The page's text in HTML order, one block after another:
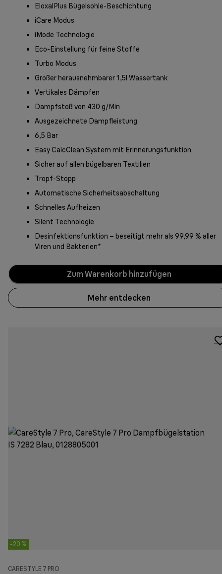
EloxalPlus Bügelsohle-Beschichtung
iCare Modus
iMode Technologie
Eco-Einstellung für feine Stoffe
Turbo Modus
Großer herausnehmbarer 1,5l Wassertank
Vertikales Dämpfen
Dampfstoß von 430 g/Min
Ausgezeichnete Dampfleistung
6,5 Bar
Easy CalcClean System mit Erinnerungsfunktion
Sicher auf allen bügelbaren Textilien
Tropf-Stopp
Automatische Sicherheitsabschaltung
Schnelles Aufheizen
Silent Technologie
Desinfektionsfunktion – beseitigt mehr als 99,99 % aller
Viren und Bakterien*
Zum Warenkorb hinzufügen
Mehr entdecken
-20 %
CARESTYLE 7 PRO